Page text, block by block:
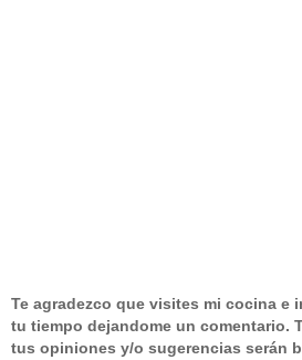
Te agradezco que visites mi cocina e
tu tiempo dejandome un comentario.
tus opiniones y/o sugerencias serán